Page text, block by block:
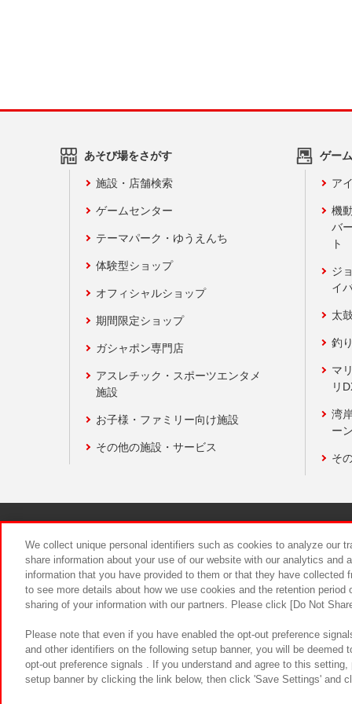
あそび場をさがす
施設・店舗検索
ゲームセンター
テーマパーク・ゆうえんち
体験型ショップ
オフィシャルショップ
期間限定ショップ
ガシャポン専門店
アスレチック・スポーツエンタメ
施設
お子様・ファミリー向け施設
その他の施設・サービス
ゲー
ア
機
バ
ト
ジ
イ
太
釣
マ
リ
湾
ー
そ
食品のご
We collect unique personal identifiers such as cookies to analyze our
share information about your use of our website with our analytics and
information that you have provided to them or that they have
to see more details about how we use cookies and the retention
sharing of your information with our partners. Please click [Do Not
Please note that even if you have enabled the opt-out preference
and other identifiers on the following setup banner, you will be
opt-out preference signals . If you understand and agree to this
setup banner by clicking the link below, then click 'Save Settings' and